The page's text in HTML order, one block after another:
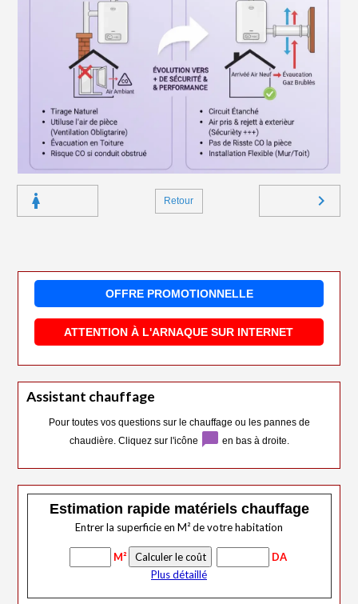
Retour
OFFRE PROMOTIONNELLE
ATTENTION À L'ARNAQUE SUR INTERNET
Assistant chauffage
Pour toutes vos questions sur le chauffage ou les pannes de
chaudière. Cliquez sur l'icône
chat_bubble en bas à droite.
Estimation rapide matériels chauffage
Entrer la superficie en M² de votre habitation
M²
DA
Plus détaillé